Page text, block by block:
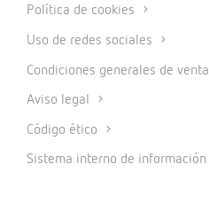
Política de cookies
Uso de redes sociales
Condiciones generales de venta
Aviso legal
Código ético
Sistema interno de información